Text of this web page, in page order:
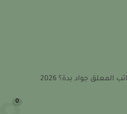
جواد بدة؟ 2026